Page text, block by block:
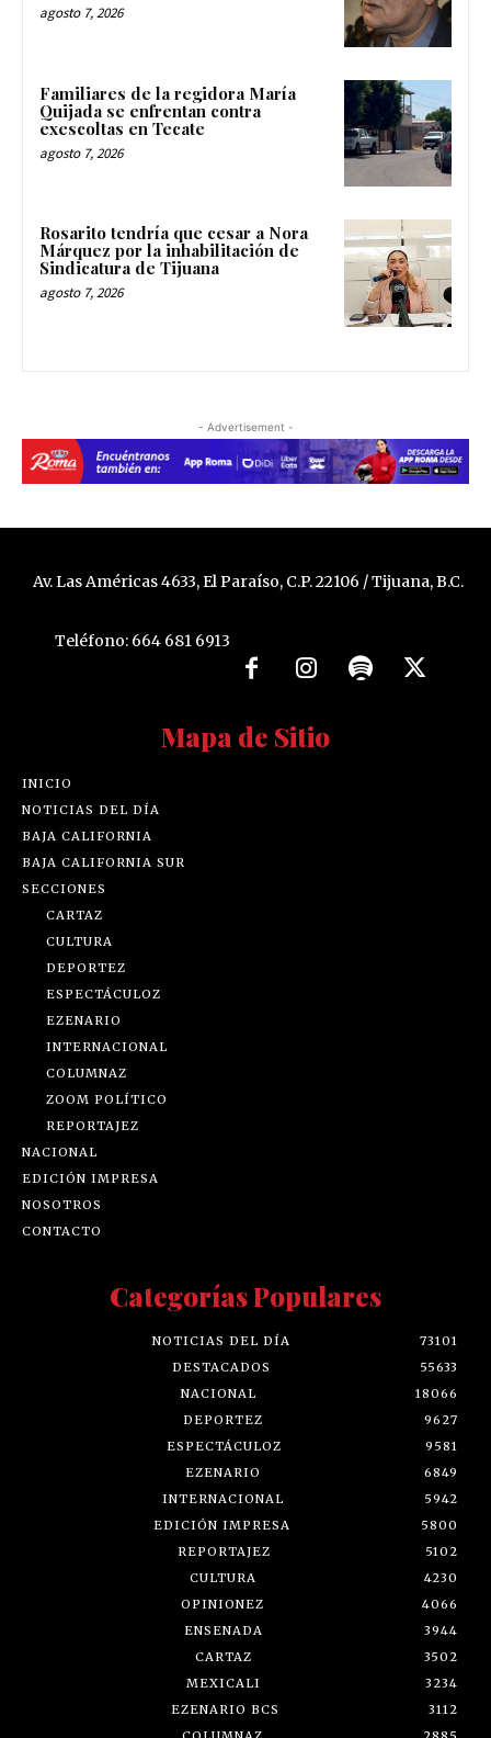
agosto 7, 2026
Familiares de la regidora María
Quijada se enfrentan contra
exescoltas en Tecate
agosto 7, 2026
Rosarito tendría que cesar a Nora
Márquez por la inhabilitación de
Sindicatura de Tijuana
agosto 7, 2026
- Advertisement -
Av. Las Américas 4633, El Paraíso, C.P. 22106 / Tijuana, B.C.
Teléfono: 664 681 6913
Mapa de Sitio
INICIO
NOTICIAS DEL DÍA
BAJA CALIFORNIA
BAJA CALIFORNIA SUR
SECCIONES
CARTAZ
CULTURA
DEPORTEZ
ESPECTÁCULOZ
EZENARIO
INTERNACIONAL
COLUMNAZ
ZOOM POLÍTICO
REPORTAJEZ
NACIONAL
EDICIÓN IMPRESA
NOSOTROS
CONTACTO
Categorías Populares
NOTICIAS DEL DÍA
73101
DESTACADOS
55633
NACIONAL
18066
DEPORTEZ
9627
ESPECTÁCULOZ
9581
EZENARIO
6849
INTERNACIONAL
5942
EDICIÓN IMPRESA
5800
REPORTAJEZ
5102
CULTURA
4230
OPINIONEZ
4066
ENSENADA
3944
CARTAZ
3502
MEXICALI
3234
EZENARIO BCS
3112